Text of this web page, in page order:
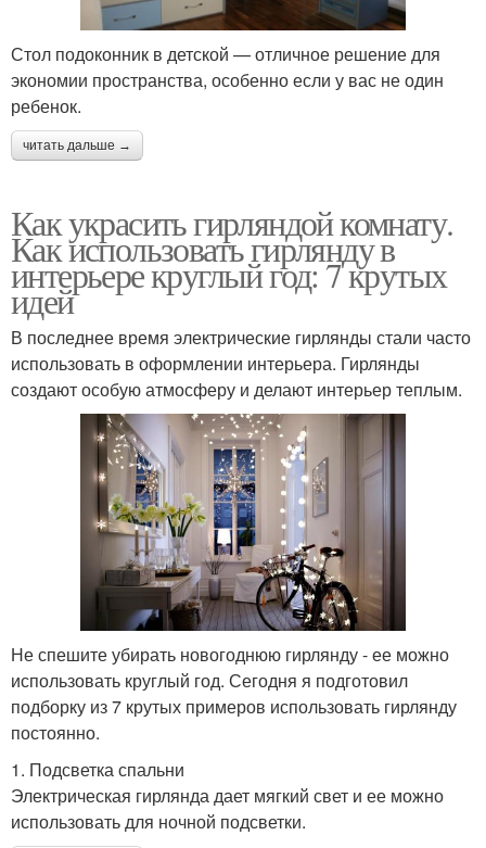
Стол подоконник в детской — отличное решение для
экономии пространства, особенно если у вас не один
ребенок.
читать дальше →
Как украсить гирляндой комнату.
Как использовать гирлянду в
интерьере круглый год: 7 крутых
идей
В последнее время электрические гирлянды стали часто
использовать в оформлении интерьера. Гирлянды
создают особую атмосферу и делают интерьер теплым.
Не спешите убирать новогоднюю гирлянду - ее можно
использовать круглый год. Сегодня я подготовил
подборку из 7 крутых примеров использовать гирлянду
постоянно.
1. Подсветка спальни
Электрическая гирлянда дает мягкий свет и ее можно
использовать для ночной подсветки.